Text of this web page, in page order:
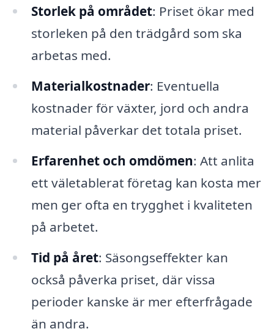
Storlek på området: Priset ökar med
storleken på den trädgård som ska
arbetas med.
Materialkostnader: Eventuella
kostnader för växter, jord och andra
material påverkar det totala priset.
Erfarenhet och omdömen: Att anlita
ett väletablerat företag kan kosta mer
men ger ofta en trygghet i kvaliteten
på arbetet.
Tid på året: Säsongseffekter kan
också påverka priset, där vissa
perioder kanske är mer efterfrågade
än andra.